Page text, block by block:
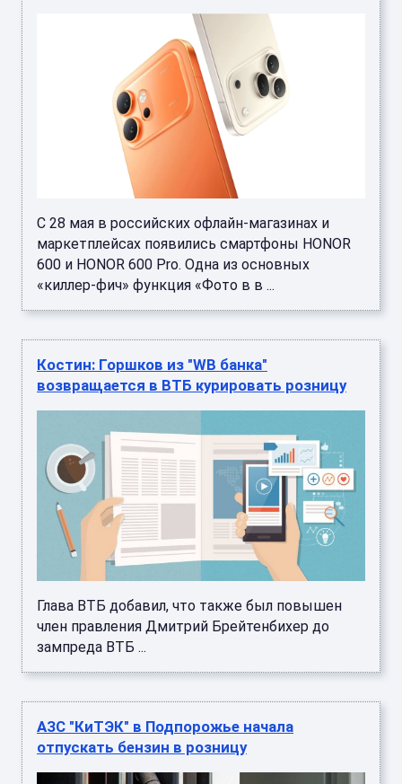
С 28 мая в российских офлайн-магазинах и
маркетплейсах появились смартфоны HONOR
600 и HONOR 600 Pro. Одна из основных
«киллер-фич» функция «Фото в в ...
Костин: Горшков из "WB банка"
возвращается в ВТБ курировать розницу
Глава ВТБ добавил, что также был повышен
член правления Дмитрий Брейтенбихер до
зампреда ВТБ ...
АЗС "КиТЭК" в Подпорожье начала
отпускать бензин в розницу